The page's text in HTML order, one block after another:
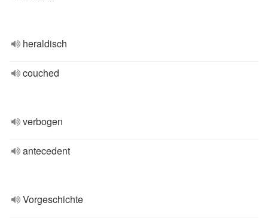
heraldisch
couched
verbogen
antecedent
Vorgeschichte